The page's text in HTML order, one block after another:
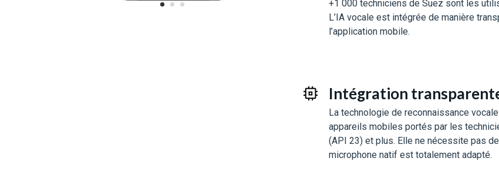
+1 000 techniciens de Suez sont les
L’IA vocale est intégrée de manière
l’application mobile.
Intégration
La technologie de reconnaissance
appareils mobiles portés par les
(API 23) et plus. Elle ne nécessite pas
microphone natif est totalement adapté.